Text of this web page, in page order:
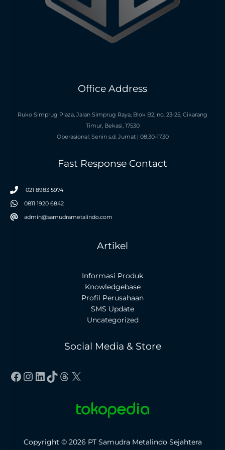
Office Address
Ruko Simprug Plaza, Jalan Simprug Raya, Blok B2, no. 23-25, Cikarang
Timur, Bekasi, 17530
Operasional: Senin s.d. Jumat | 08.30-17.30
Fast Response Contact
021 8983 5974
0811 1920 6842
admin@samudrametalindo.com
Artikel
Informasi Produk
Knowledgebase
Profil Perusahaan
SMS Update
Uncategorized
Social Media & Store
Facebook
Instagram
LinkedIn
TikTok
Threads
X
Copyright © 2026 PT Samudra Metalindo Sejahtera